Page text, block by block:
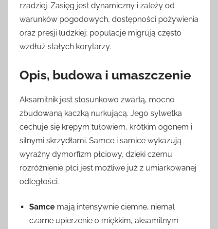
rzadziej. Zasięg jest dynamiczny i zależy od
warunków pogodowych, dostępności pożywienia
oraz presji ludzkiej; populacje migrują często
wzdłuż stałych korytarzy.
Opis, budowa i umaszczenie
Aksamitnik jest stosunkowo zwartą, mocno
zbudowaną kaczką nurkującą. Jego sylwetka
cechuje się krępym tułowiem, krótkim ogonem i
silnymi skrzydłami. Samce i samice wykazują
wyraźny dymorfizm płciowy, dzięki czemu
rozróżnienie płci jest możliwe już z umiarkowanej
odległości.
Samce mają intensywnie ciemne, niemal
czarne upierzenie o miękkim, aksamitnym